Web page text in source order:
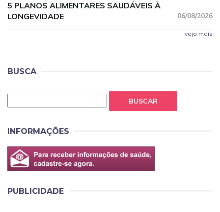
5 PLANOS ALIMENTARES SAUDÁVEIS À
LONGEVIDADE
06/08/2026
veja mais
BUSCA
BUSCAR
INFORMAÇÕES
PUBLICIDADE